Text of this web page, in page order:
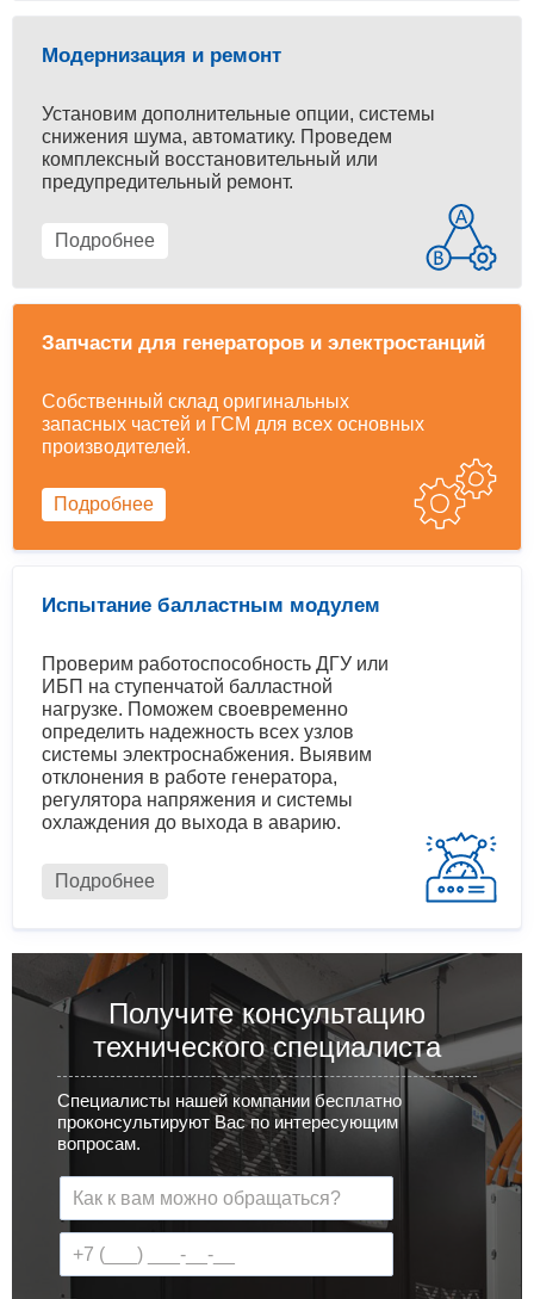
Модернизация и ремонт
Установим дополнительные опции, системы
снижения шума, автоматику. Проведем
комплексный восстановительный или
предупредительный ремонт.
Подробнее
Запчасти для генераторов и электростанций
Собственный склад оригинальных
запасных частей и ГСМ для всех основных
производителей.
Подробнее
Испытание балластным модулем
Проверим работоспособность ДГУ или
ИБП на ступенчатой балластной
нагрузке. Поможем своевременно
определить надежность всех узлов
системы электроснабжения. Выявим
отклонения в работе генератора,
регулятора напряжения и системы
охлаждения до выхода в аварию.
Подробнее
Получите консультацию
технического специалиста
Специалисты нашей компании бесплатно
проконсультируют Вас по интересующим
вопросам.